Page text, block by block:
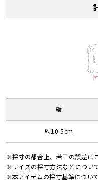
縦
約10.5cm
※採寸の都合上、若干の誤差は
※サイズの採寸方法などについ
※本アイテムの採寸基準につい